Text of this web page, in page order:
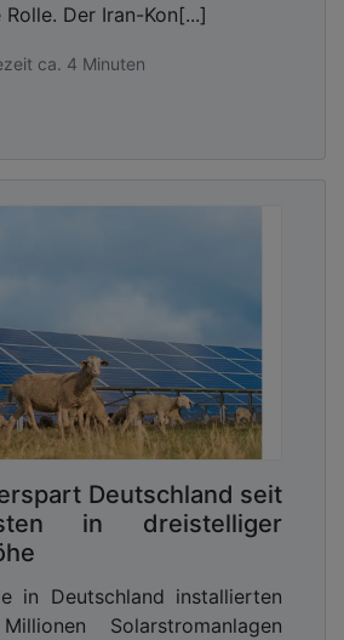
Der Iran-Kon[...]
ca. 4 Minuten
Deutschland seit
in dreistelliger
in Deutschland installierten
Solarstromanlagen